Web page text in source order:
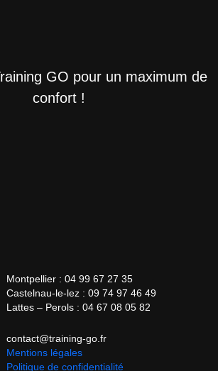
GO pour un maximum de
confort !
Montpellier : 04 99 67 27 35
Castelnau-le-lez : 09 74 97 46 49
Lattes – Perols : 04 67 08 05 82
contact@training-go.fr
Mentions légales
Politique de confidentialité